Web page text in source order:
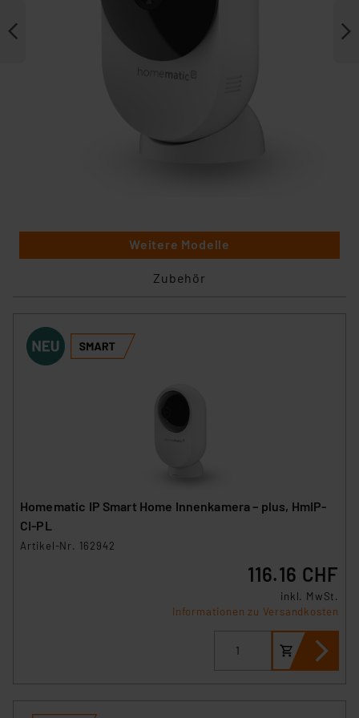
Weitere Modelle
Zubehör
Homematic IP Smart Home Innenkamera – plus, HmIP-
CI-PL
Artikel-Nr. 162942
116.16 CHF
inkl. MwSt.
Informationen zu Versandkosten